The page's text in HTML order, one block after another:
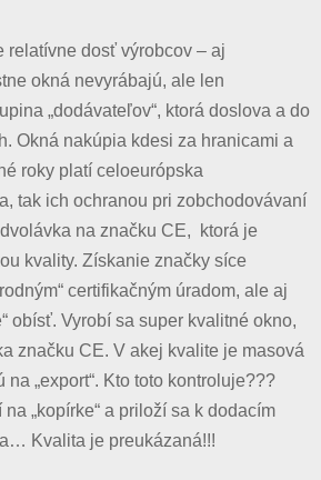
relatívne dosť výrobcov – aj
okná nevyrábajú, ale len
„dodávateľov“, ktorá doslova a do
Okná nakúpia kdesi za hranicami a
roky platí celoeurópska
tak ich ochranou pri zobchodovávaní
na značku CE, ktorá je
kvality. Získanie značky síce
certifikačným úradom, ale aj
obísť. Vyrobí sa super kvalitné okno,
značku CE. V akej kvalite je masová
„export“. Kto toto kontroluje???
„kopírke“ a priloží sa k dodacím
Kvalita je preukázaná!!!